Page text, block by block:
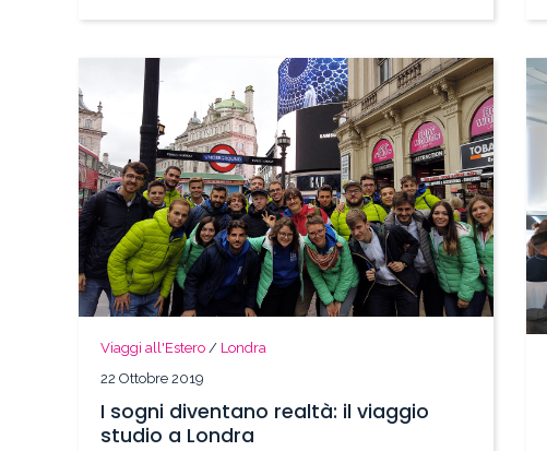
Viaggi all'Estero / Londra
22 Ottobre 2019
I sogni diventano realtà: il viaggio
studio a Londra